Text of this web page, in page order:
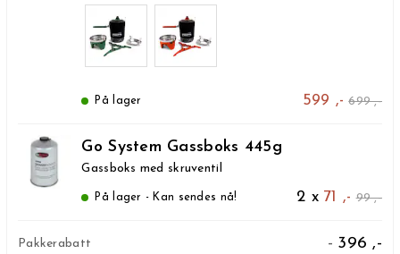
På lager 599 ,- 699 ,-
Go System Gassboks 445g
Gassboks med skruventil
På lager - Kan sendes nå! 2 x 71 ,- 99 ,-
Pakkerabatt 396 ,-